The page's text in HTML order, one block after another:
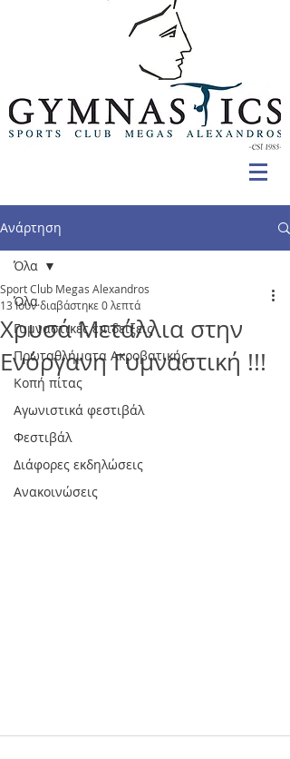
Ανάρτηση
Όλα
Γυμναστικές επιδείξεις
Πρωταθλήματα Ακροβατικής
Κοπή πίτας
Αγωνιστικά φεστιβάλ
Φεστιβάλ
Διάφορες εκδηλώσεις
Ανακοινώσεις
Όλα
Χρυσά Μετάλλια στην
Ενόργανη Γυμναστική !!!
Sport Club Megas Alexandros
13 Ιουνδιαβάστηκε 0 λεπτά